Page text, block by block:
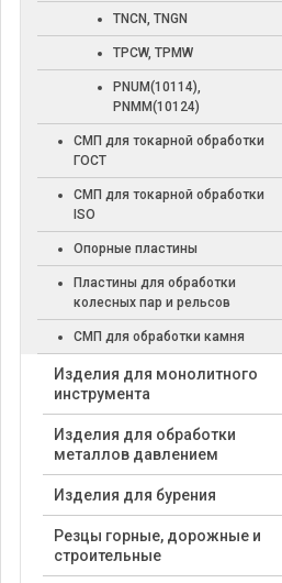
TNCN, TNGN
TPCW, TPMW
PNUM(10114),
PNMM(10124)
СМП для токарной обработки
ГОСТ
СМП для токарной обработки
ISO
Опорные пластины
Пластины для обработки
колесных пар и рельсов
СМП для обработки камня
Изделия для монолитного
инструмента
Изделия для обработки
металлов давлением
Изделия для бурения
Резцы горные, дорожные и
строительные